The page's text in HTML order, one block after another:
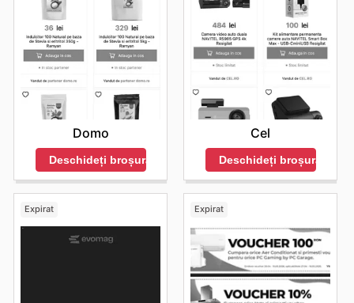
reduceri speciale, permițând clienților să achiziționeze
cele mai dorite gadgeturi la prețuri avantajoase.
Încurajează pe toți să exploreze ultimele oferte pe site-
ul oficial și să fie la curent cu cele mai noi apariții și
Stai la curent cu ofertele săptămânale Vodafone și
bucură-te de promoții exclusive de la cele mai bune
branduri.
Domo
Deschideți broșura
Cel
Deschideți broșura
Expirat Expirat